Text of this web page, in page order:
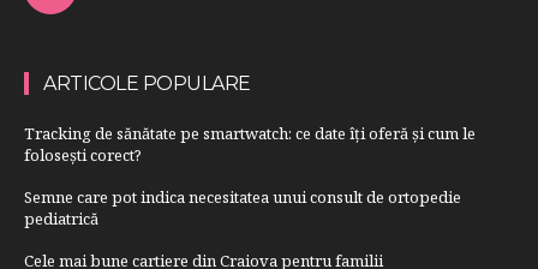
ARTICOLE POPULARE
Tracking de sănătate pe smartwatch: ce date îți oferă și cum le
folosești corect?
Semne care pot indica necesitatea unui consult de ortopedie
pediatrică
Cele mai bune cartiere din Craiova pentru familii